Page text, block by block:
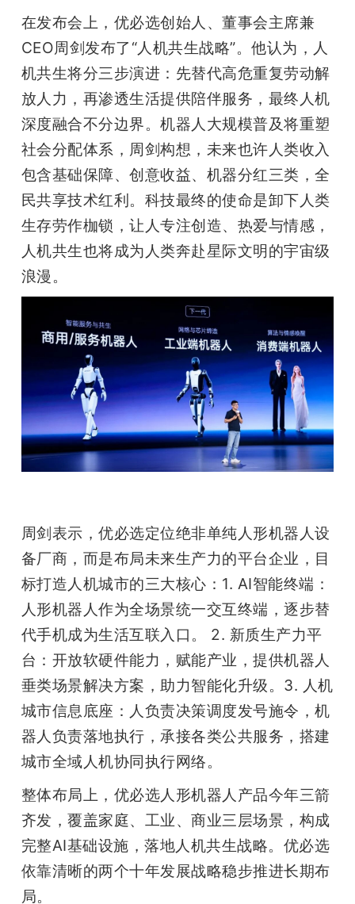
在发布会上，优必选创始人、董事会主席兼
CEO周剑发布了“人机共生战略”。他认为，人
机共生将分三步演进：先替代高危重复劳动解
放人力，再渗透生活提供陪伴服务，最终人机
深度融合不分边界。机器人大规模普及将重塑
社会分配体系，周剑构想，未来也许人类收入
包含基础保障、创意收益、机器分红三类，全
民共享技术红利。科技最终的使命是卸下人类
生存劳作枷锁，让人专注创造、热爱与情感，
人机共生也将成为人类奔赴星际文明的宇宙级
浪漫。
周剑表示，优必选定位绝非单纯人形机器人设
备厂商，而是布局未来生产力的平台企业，目
标打造人机城市的三大核心：1. AI智能终端：
人形机器人作为全场景统一交互终端，逐步替
代手机成为生活互联入口。 2. 新质生产力平
台：开放软硬件能力，赋能产业，提供机器人
垂类场景解决方案，助力智能化升级。3. 人机
城市信息底座：人负责决策调度发号施令，机
器人负责落地执行，承接各类公共服务，搭建
城市全域人机协同执行网络。
整体布局上，优必选人形机器人产品今年三箭
齐发，覆盖家庭、工业、商业三层场景，构成
完整AI基础设施，落地人机共生战略。优必选
依靠清晰的两个十年发展战略稳步推进长期布
局。